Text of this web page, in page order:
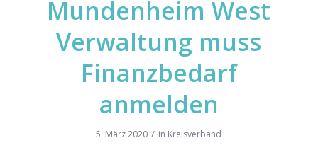
Mundenheim West
Verwaltung muss
Finanzbedarf
anmelden
5. März 2020 / in Kreisverband